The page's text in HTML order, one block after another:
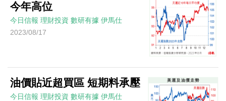
今年高位
今日信報 理財投資 數研有據 伊馬仕
2023/08/17
油價貼近超買區 短期料承壓
今日信報 理財投資 數研有據 伊馬仕